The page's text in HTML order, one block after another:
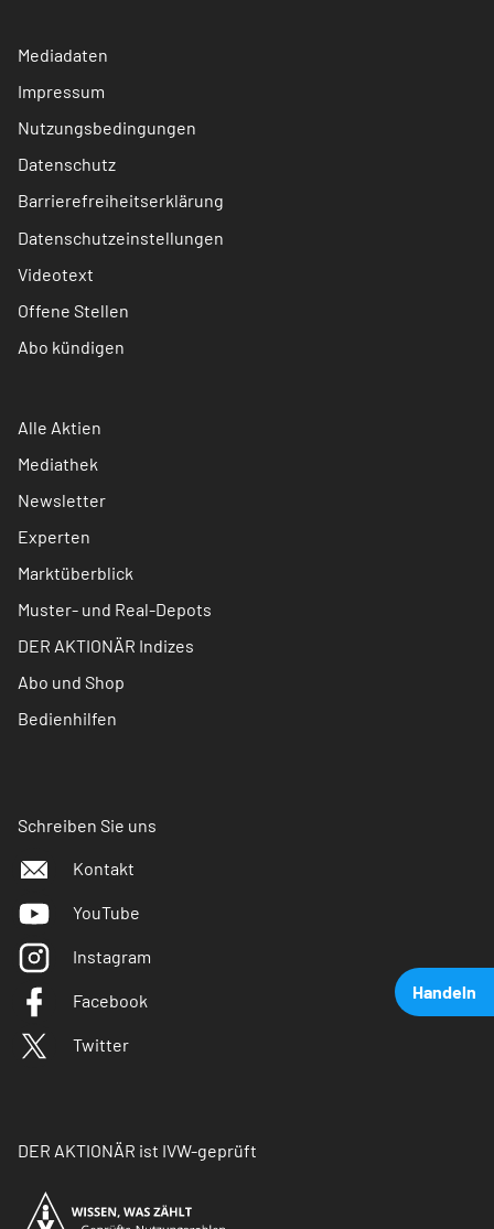
Handeln
Mediadaten
Impressum
Nutzungsbedingungen
Datenschutz
Barrierefreiheitserklärung
Datenschutzeinstellungen
Videotext
Offene Stellen
Abo kündigen
Alle Aktien
Mediathek
Newsletter
Experten
Marktüberblick
Muster- und Real-Depots
DER AKTIONÄR Indizes
Abo und Shop
Bedienhilfen
Schreiben Sie uns
Kontakt
YouTube
Instagram
Facebook
Twitter
DER AKTIONÄR ist IVW-geprüft